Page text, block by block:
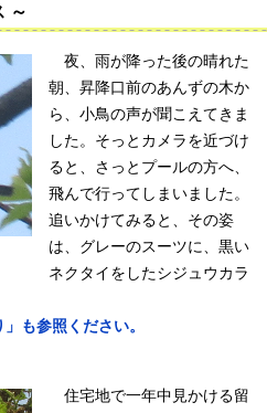
～
夜、雨が降った後の晴れた
朝、昇降口前のあんずの木か
ら、小鳥の声が聞こえてきま
した。そっとカメラを近づけ
ると、さっとプールの方へ、
飛んで行ってしまいました。
追いかけてみると、その姿
は、グレーのスーツに、黒い
ネクタイをしたシジュウカラ
も参照ください。
住宅地で一年中見かける留